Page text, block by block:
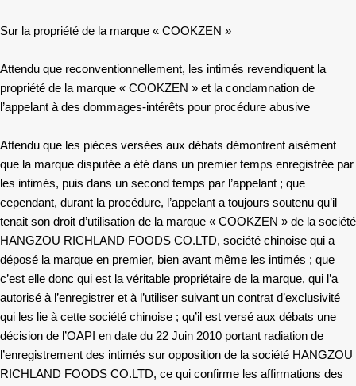
Sur la propriété de la marque « COOKZEN »
Attendu que reconventionnellement, les intimés revendiquent la
propriété de la marque « COOKZEN » et la condamnation de
l’appelant à des dommages-intérêts pour procédure abusive
Attendu que les pièces versées aux débats démontrent aisément
que la marque disputée a été dans un premier temps enregistrée par
les intimés, puis dans un second temps par l’appelant ; que
cependant, durant la procédure, l’appelant a toujours soutenu qu’il
tenait son droit d’utilisation de la marque « COOKZEN » de la société
HANGZOU RICHLAND FOODS CO.LTD, société chinoise qui a
déposé la marque en premier, bien avant même les intimés ; que
c’est elle donc qui est la véritable propriétaire de la marque, qui l’a
autorisé à l’enregistrer et à l’utiliser suivant un contrat d’exclusivité
qui les lie à cette société chinoise ; qu’il est versé aux débats une
décision de l’OAPI en date du 22 Juin 2010 portant radiation de
l’enregistrement des intimés sur opposition de la société HANGZOU
RICHLAND FOODS CO.LTD, ce qui confirme les affirmations des